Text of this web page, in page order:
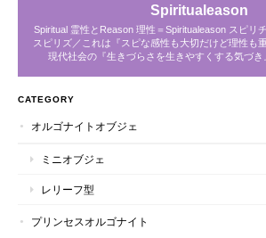
Spiritualeason
Spiritual 霊性とReason 理性＝Spiritualeason スピリ
スピリズ／これは『スピな感性も大切だけど理性も
現代社会の『生きづらさを生きやすくする気づ
CATEGORY
オルゴナイトオブジェ
ミニオブジェ
レリーフ型
プリンセスオルゴナイト